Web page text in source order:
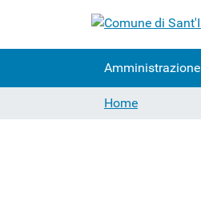
Amministrazione
Home